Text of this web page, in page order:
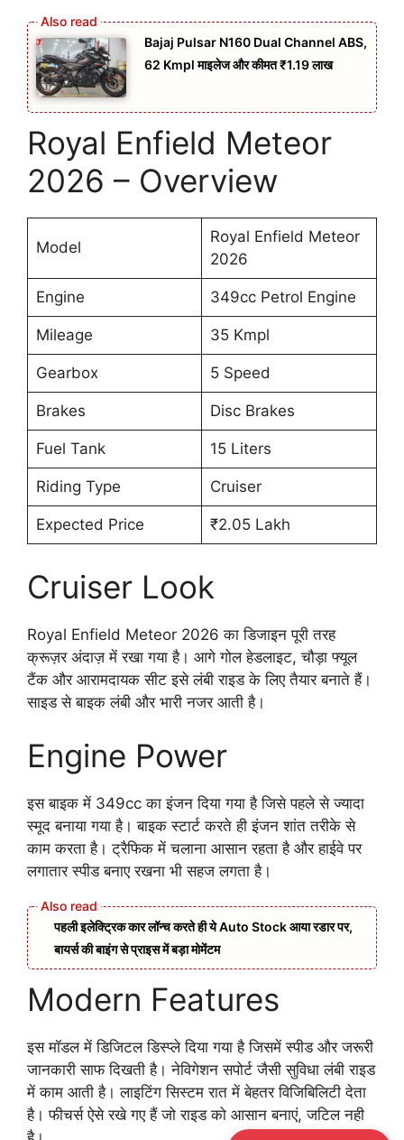
Bajaj Pulsar N160 Dual Channel ABS,
62 Kmpl माइलेज और कीमत ₹1.19 लाख
Royal Enfield Meteor
2026 – Overview
Model
Royal Enfield Meteor
2026
Engine 349cc Petrol Engine
Mileage 35 Kmpl
Gearbox 5 Speed
Brakes Disc Brakes
Fuel Tank 15 Liters
Riding Type Cruiser
Expected Price ₹2.05 Lakh
Cruiser Look
Royal Enfield Meteor 2026 का डिजाइन पूरी तरह
क्रूज़र अंदाज़ में रखा गया है। आगे गोल हेडलाइट, चौड़ा फ्यूल
टैंक और आरामदायक सीट इसे लंबी राइड के लिए तैयार बनाते हैं।
साइड से बाइक लंबी और भारी नजर आती है।
Engine Power
इस बाइक में 349cc का इंजन दिया गया है जिसे पहले से ज्यादा
स्मूद बनाया गया है। बाइक स्टार्ट करते ही इंजन शांत तरीके से
काम करता है। ट्रैफिक में चलाना आसान रहता है और हाईवे पर
लगातार स्पीड बनाए रखना भी सहज लगता है।
पहली इलेक्ट्रिक कार लॉन्च करते ही ये Auto Stock आया रडार पर,
बायर्स की बाइंग से प्राइस में बड़ा मोमेंटम
Modern Features
इस मॉडल में डिजिटल डिस्प्ले दिया गया है जिसमें स्पीड और जरूरी
जानकारी साफ दिखती है। नेविगेशन सपोर्ट जैसी सुविधा लंबी राइड
में काम आती है। लाइटिंग सिस्टम रात में बेहतर विजिबिलिटी देता
है। फीचर्स ऐसे रखे गए हैं जो राइड को आसान बनाएं, जटिल नही